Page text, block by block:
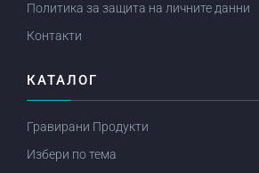
Политика за защита на личните данни
Контакти
КАТАЛОГ
Гравирани Продукти
Избери по тема